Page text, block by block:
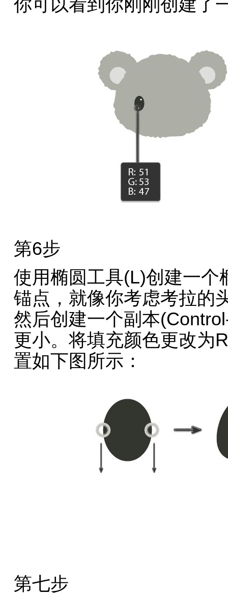
你可以看到你刚刚创建了
第6步
使用椭圆工具(L)创建一
锚点，就像你考虑考拉的
然后创建一个副本
更小。将填充颜色更改为
置如下图所示：
第七步